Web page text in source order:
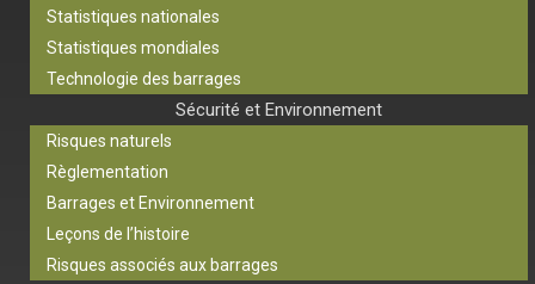
Statistiques nationales
Statistiques mondiales
Technologie des barrages
Sécurité et Environnement
Risques naturels
Règlementation
Barrages et Environnement
Leçons de l’histoire
Risques associés aux barrages